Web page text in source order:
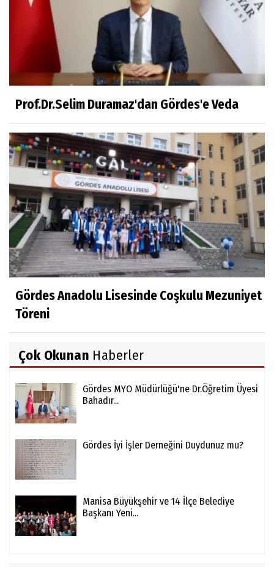
Prof.Dr.Selim Duramaz'dan Gördes'e Veda
Gördes Anadolu Lisesinde Coşkulu Mezuniyet
Töreni
Çok Okunan Haberler
Gördes MYO Müdürlüğü'ne Dr.Öğretim Üyesi
Bahadır...
Gördes İyi İşler Derneğini Duydunuz mu?
Manisa Büyükşehir ve 14 İlçe Belediye
Başkanı Yeni...